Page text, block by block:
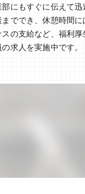
にもすぐに伝えて
ででき、休憩時間
の支給など、福利
求人を実施中です。